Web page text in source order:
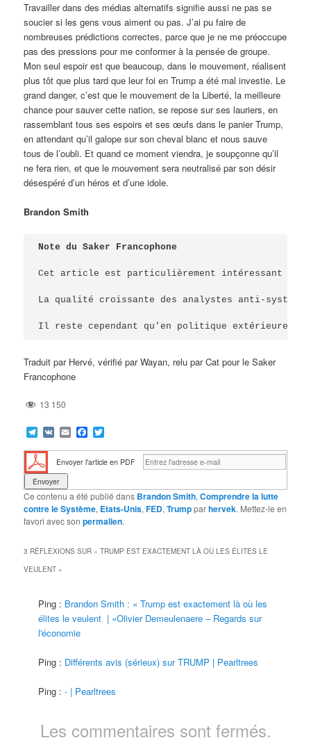
Travailler dans des médias alternatifs signifie aussi ne pas se
soucier si les gens vous aiment ou pas. J’ai pu faire de
nombreuses prédictions correctes, parce que je ne me préoccupe
pas des pressions pour me conformer à la pensée de groupe.
Mon seul espoir est que beaucoup, dans le mouvement, réalisent
plus tôt que plus tard que leur foi en Trump a été mal investie. Le
grand danger, c’est que le mouvement de la Liberté, la meilleure
chance pour sauver cette nation, se repose sur ses lauriers, en
rassemblant tous ses espoirs et ses œufs dans le panier Trump,
en attendant qu’il galope sur son cheval blanc et nous sauve
tous de l’oubli. Et quand ce moment viendra, je soupçonne qu’il
ne fera rien, et que le mouvement sera neutralisé par son désir
désespéré d’un héros et d’une idole.
Brandon Smith
Note du Saker Francophone
Cet article est particulièrement intéressant à
La qualité croissante des analystes anti-
Il reste cependant qu'en politique extérieure,
Traduit par Hervé, vérifié par Wayan, relu par Cat pour le Saker
Francophone
13 150
Telegram
VK EmailFacebook
Envoyer l'article en PDF
Ce contenu a été publié dans Brandon Smith,Comprendre la lutte
contre le Système, Etats-Unis,FED,Trumpparhervek. Mettez-le en
favori avec sonpermalien.
3 RÉFLEXIONS SUR «TRUMP EST EXACTEMENT LÀ OÙ LES ÉLITES LE
VEULENT »
Ping : Brandon Smith : « Trump est exactement là où les
élites le veulent | «Olivier Demeulenaere – Regards sur
l'économie
Ping : Différents avis (sérieux) sur TRUMP | Pearltrees
Ping :- | Pearltrees
Les commentaires sont fermés.